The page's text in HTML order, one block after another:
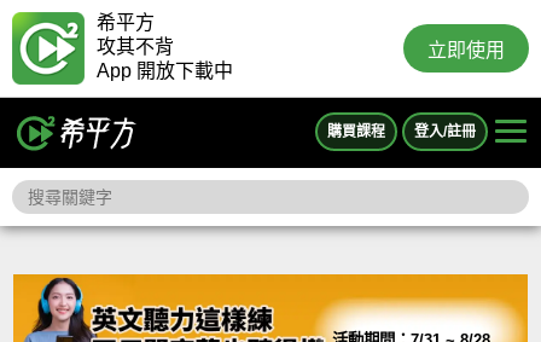
希平方
攻其不背
App 開放下載中
立即使用
購買課程 登入/註冊